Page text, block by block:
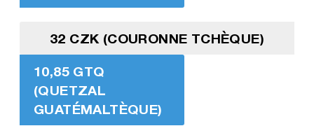
32 CZK (COURONNE TCHÈQUE)
10,85 GTQ
(QUETZAL
GUATÉMALTÈQUE)